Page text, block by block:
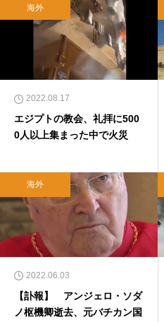
海外
2022.08.17
エジプトの教会、礼拝に500
0人以上集まった中で火災
海外
2022.06.03
【訃報】 アンジェロ・ソダ
ノ枢機卿逝去、元バチカン国